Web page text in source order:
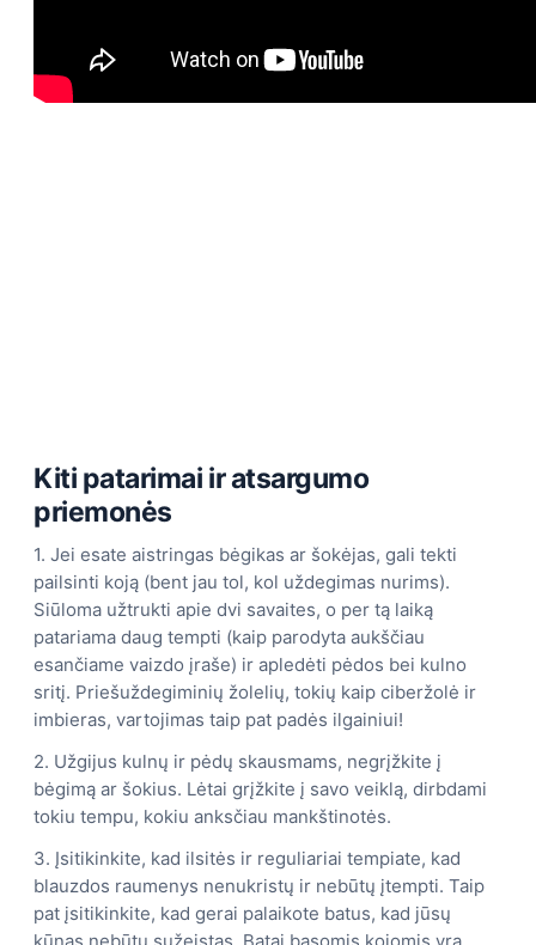
Kiti patarimai ir atsargumo
priemonės
1. Jei esate aistringas bėgikas ar šokėjas, gali tekti
pailsinti koją (bent jau tol, kol uždegimas nurims).
Siūloma užtrukti apie dvi savaites, o per tą laiką
patariama daug tempti (kaip parodyta aukščiau
esančiame vaizdo įraše) ir apledėti pėdos bei kulno
sritį. Priešuždegiminių žolelių, tokių kaip ciberžolė ir
imbieras, vartojimas taip pat padės ilgainiui!
2. Užgijus kulnų ir pėdų skausmams, negrįžkite į
bėgimą ar šokius. Lėtai grįžkite į savo veiklą, dirbdami
tokiu tempu, kokiu anksčiau mankštinotės.
3. Įsitikinkite, kad ilsitės ir reguliariai tempiate, kad
blauzdos raumenys nenukristų ir nebūtų įtempti. Taip
pat įsitikinkite, kad gerai palaikote batus, kad jūsų